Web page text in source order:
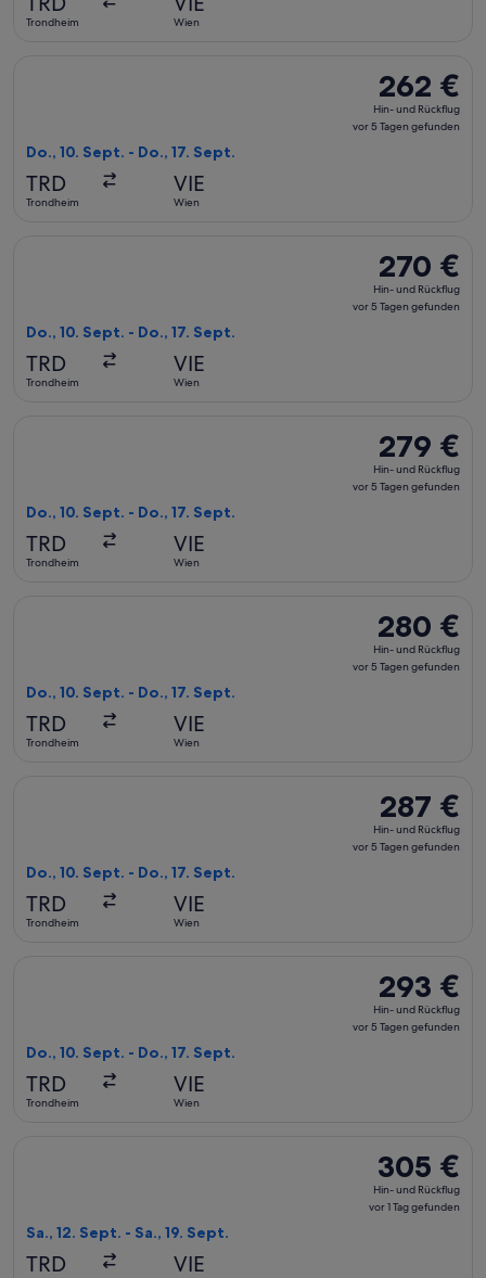
Trondheim Wien
262 €
Hin-
und
262 €
Hin- und Rückflug
vor 5 Tagen gefunden
Do., 10. Sept. - Do., 17. Sept.
TRD
Trondheim
VIE
Wien
270 €
Hin-
und
270 €
Hin- und Rückflug
vor 5 Tagen gefunden
Do., 10. Sept. - Do., 17. Sept.
TRD
Trondheim
VIE
Wien
279 €
Hin-
und
279 €
Hin- und Rückflug
vor 5 Tagen gefunden
Do., 10. Sept. - Do., 17. Sept.
TRD
Trondheim
VIE
Wien
280 €
Hin-
und
280 €
Hin- und Rückflug
vor 5 Tagen gefunden
Do., 10. Sept. - Do., 17. Sept.
TRD
Trondheim
VIE
Wien
287 €
Hin-
und
287 €
Hin- und Rückflug
vor 5 Tagen gefunden
Do., 10. Sept. - Do., 17. Sept.
TRD
Trondheim
VIE
Wien
293 €
Hin-
und
293 €
Hin- und Rückflug
vor 5 Tagen gefunden
Do., 10. Sept. - Do., 17. Sept.
TRD
Trondheim
VIE
Wien
305 €
Hin-
und
305 €
Hin- und Rückflug
vor 1 Tag gefunden
Sa., 12. Sept. - Sa., 19. Sept.
TRD VIE